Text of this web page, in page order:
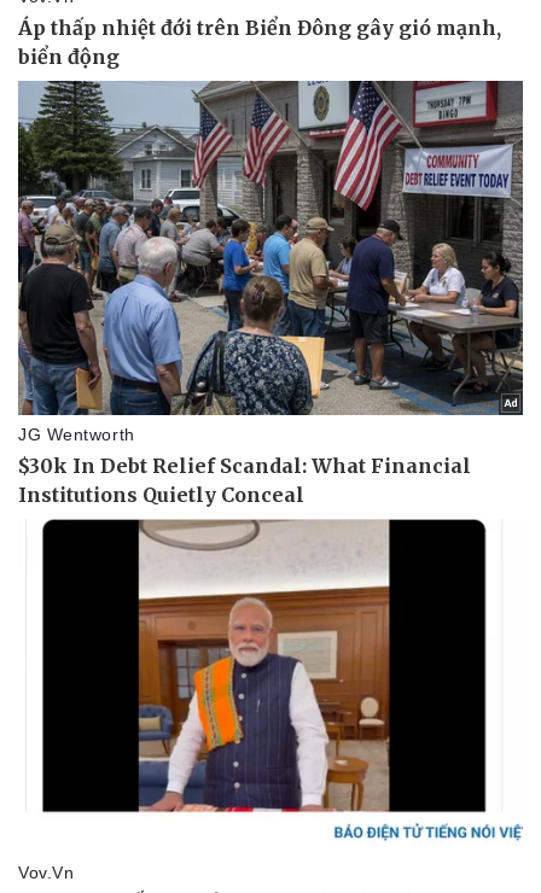
Pháp luật
Vụ án
Tin nóng
Tư vấn luật
Quân sự - Quốc phòng
Vũ khí
Việt Nam
Phân tích